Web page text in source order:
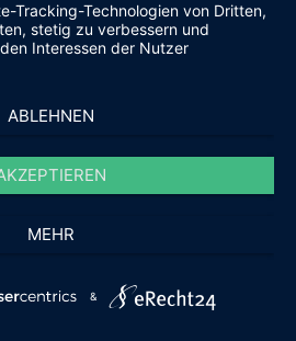
Tracking-Technologien von Dritten,
stetig zu verbessern und
Interessen der Nutzer
ABLEHNEN
MEHR
&